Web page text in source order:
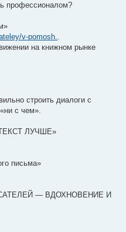
профессионалом?
v-pomosh..
на книжном рынке
строить диалоги с
с чем».
ЛУЧШЕ»
письма»
— ВДОХНОВЕНИЕ И